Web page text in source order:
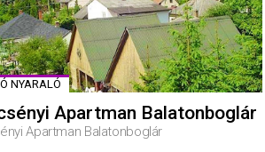
NYARALÓ
Apartman Balatonboglár
Apartman Balatonboglár